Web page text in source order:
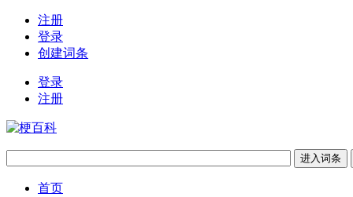
注册
登录
创建词条
登录
注册
首页